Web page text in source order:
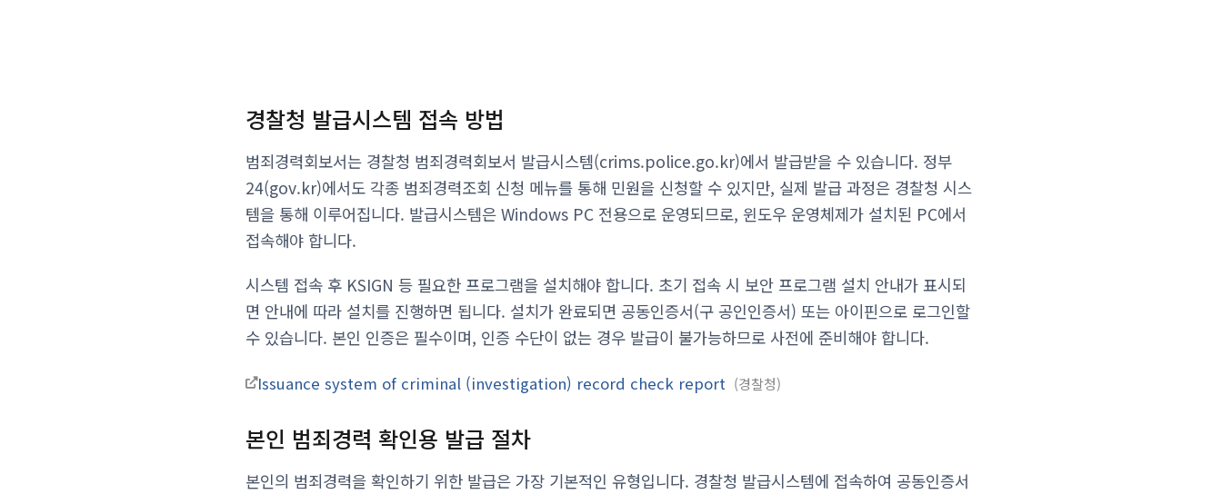
경찰청 발급시스템 접속 방법
범죄경력회보서는 경찰청 범죄경력회보서 발급시스템(crims.police.go.kr)에서 발급받을 수 있습니다. 정부
24(gov.kr)에서도 각종 범죄경력조회 신청 메뉴를 통해 민원을 신청할 수 있지만, 실제 발급 과정은 경찰청 시스
템을 통해 이루어집니다. 발급시스템은 Windows PC 전용으로 운영되므로, 윈도우 운영체제가 설치된 PC에서
접속해야 합니다.
시스템 접속 후 KSIGN 등 필요한 프로그램을 설치해야 합니다. 초기 접속 시 보안 프로그램 설치 안내가 표시되
면 안내에 따라 설치를 진행하면 됩니다. 설치가 완료되면 공동인증서(구 공인인증서) 또는 아이핀으로 로그인할
수 있습니다. 본인 인증은 필수이며, 인증 수단이 없는 경우 발급이 불가능하므로 사전에 준비해야 합니다.
Issuance system of criminal (investigation) record check report 경찰청
본인 범죄경력 확인용 발급 절차
본인의 범죄경력을 확인하기 위한 발급은 가장 기본적인 유형입니다. 경찰청 발급시스템에 접속하여 공동인증서